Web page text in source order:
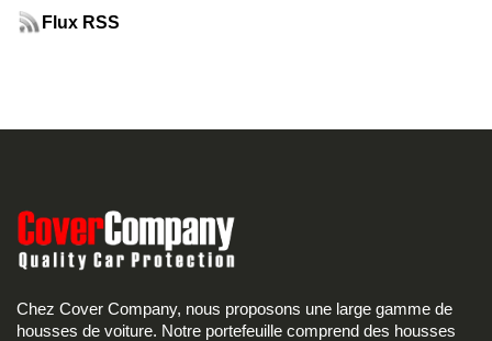
Flux RSS
Chez Cover Company, nous proposons une large gamme de
housses de voiture. Notre portefeuille comprend des housses